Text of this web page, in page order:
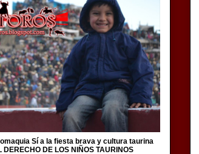
Sí a la fiesta brava y cultura taurina
DERECHO DE LOS NIÑOS TAURINOS